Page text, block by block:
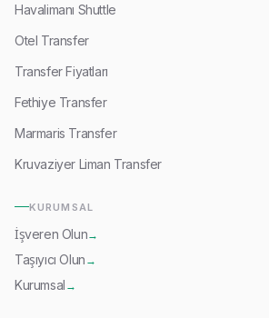
Havalimanı Shuttle
Otel Transfer
Transfer Fiyatları
Fethiye Transfer
Marmaris Transfer
Kruvaziyer Liman Transfer
KURUMSAL
İşveren Olun→
Taşıyıcı Olun →
Kurumsal →